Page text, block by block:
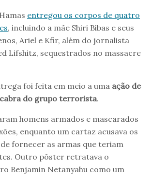
entregou os corpos de quatro
, incluindo a mãe Shiri Bibas e seus
Ariel e Kfir, além do jornalista
Lifshitz, sequestrados no massacre
foi feita em meio a uma ação de
do grupo terrorista.
homens armados e mascarados
enquanto um cartaz acusava os
fornecer as armas que teriam
Outro pôster retratava o
Benjamin Netanyahu como um